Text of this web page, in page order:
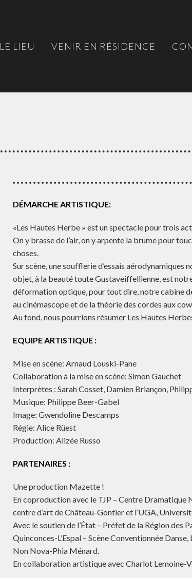
LE LIEU VENIR EN RÉSIDENCE
DÉMARCHE ARTISTIQUE:
«Les Hautes Herbe » est un spectacle pour trois
On y brasse de l’air, on y arpente la brume pour
choses.
Sur scène, une soufflerie d’essais
objet, à la beauté toute Gustaveiffellienne, est
déformation optique, pour tout dire, notre cabine
au cinémascope et de la théorie des cordes aux
Au fond, nous pourrions résumer Les Hautes
EQUIPE ARTISTIQUE :
Mise en scène: Arnaud Louski-Pane
Collaboration à la mise en scène: Simon Gauchet
Interprètes : Sarah Cosset, Damien Briançon,
Musique: Philippe Beer-Gabel
Image: Gwendoline Descamps
Régie: Alice Rüest
Production: Alizée Russo
PARTENAIRES :
Une production Mazette !
En coproduction avec le TJP – Centre Dramatique
centre d’art de Château-Gontier et l’UGA,
Avec le soutien de l’État – Préfet de la Région des
Quinconces-L’Espal – Scène Conventionnée
Non Nova-Phia Ménard.
En collaboration artistique avec Charlot Lemoine-